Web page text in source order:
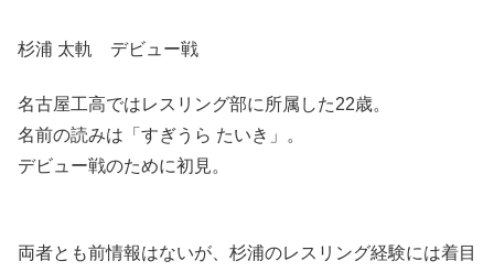
杉浦 太軌 デビュー戦
名古屋工高ではレスリング部に所属した22歳。
名前の読みは「すぎうら たいき」。
デビュー戦のために初見。
両者とも前情報はないが、杉浦のレスリング経験には着目